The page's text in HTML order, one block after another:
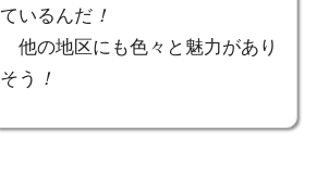
ているんだ ！
他の地区にも色々と魅力があり
そう ！